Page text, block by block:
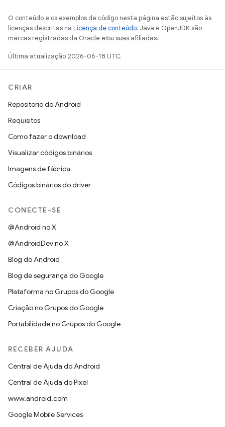
O conteúdo e os exemplos de código nesta página estão sujeitos às
licenças descritas na Licença de conteúdo. Java e OpenJDK são
marcas registradas da Oracle e/ou suas afiliadas.
Última atualização 2026-06-18 UTC.
CRIAR
Repositório do Android
Requisitos
Como fazer o download
Visualizar códigos binários
Imagens de fábrica
Códigos binários do driver
CONECTE-SE
@Android no X
@AndroidDev no X
Blog do Android
Blog de segurança do Google
Plataforma no Grupos do Google
Criação no Grupos do Google
Portabilidade no Grupos do Google
RECEBER AJUDA
Central de Ajuda do Android
Central de Ajuda do Pixel
www.android.com
Google Mobile Services